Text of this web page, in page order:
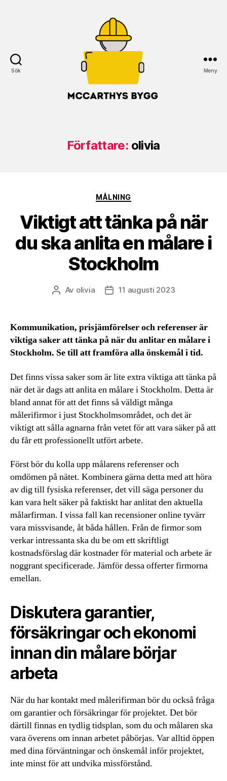
Sök Meny
Författare: olivia
Kategorier
MÅLNING
Viktigt att tänka på när
du ska anlita en målare i
Stockholm
Inläggsförfattare
Av olivia Inläggsdatum
11 augusti 2023
Kommunikation, prisjämförelser och referenser är
viktiga saker att tänka på när du anlitar en målare i
Stockholm. Se till att framföra alla önskemål i tid.
Det finns vissa saker som är lite extra viktiga att tänka på
när det är dags att anlita en målare i Stockholm. Detta är
bland annat för att det finns så väldigt många
målerifirmor i just Stockholmsområdet, och det är
viktigt att sålla agnarna från vetet för att vara säker på att
du får ett professionellt utfört arbete.
Först bör du kolla upp målarens referenser och
omdömen på nätet. Kombinera gärna detta med att höra
av dig till fysiska referenser, det vill säga personer du
kan vara helt säker på faktiskt har anlitat den aktuella
målarfirman. I vissa fall kan recensioner online tyvärr
vara missvisande, åt båda hållen. Från de firmor som
verkar intressanta ska du be om ett skriftligt
kostnadsförslag där kostnader för material och arbete är
noggrant specificerade. Jämför dessa offerter firmorna
emellan.
Diskutera garantier,
försäkringar och ekonomi
innan din målare börjar
arbeta
När du har kontakt med målerifirman bör du också fråga
om garantier och försäkringar för projektet. Det bör
därtill finnas en tydlig tidsplan, som du och målaren ska
vara överens om innan arbetet påbörjas. Var alltid öppen
med dina förväntningar och önskemål inför projektet,
inte minst för att undvika missförstånd.